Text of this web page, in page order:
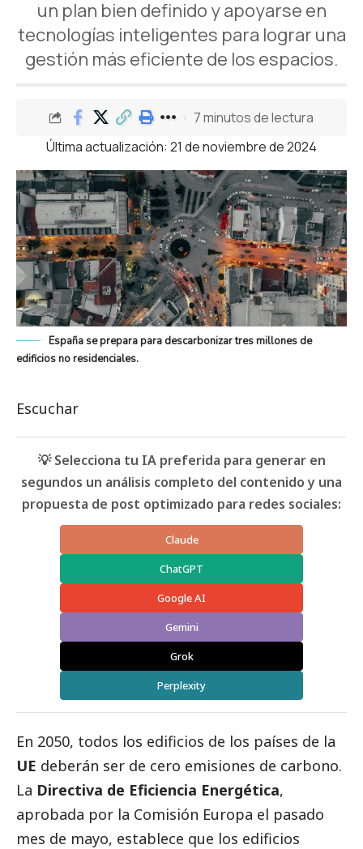
un plan bien definido y apoyarse en
tecnologías inteligentes para lograr una
gestión más eficiente de los espacios.
Última actualización: 21 de noviembre de 2024
7 minutos de lectura
España se prepara para descarbonizar tres millones de
edificios no residenciales.
Escuchar
💡 Selecciona tu IA preferida para generar en
segundos un análisis completo del contenido y una
propuesta de post optimizado para redes sociales:
Claude
ChatGPT
Google AI
Gemini
Grok
Perplexity
En 2050, todos los edificios de los países de la
UE deberán ser de cero emisiones de carbono.
La Directiva de Eficiencia Energética,
aprobada por la Comisión Europa el pasado
mes de mayo, establece que los edificios